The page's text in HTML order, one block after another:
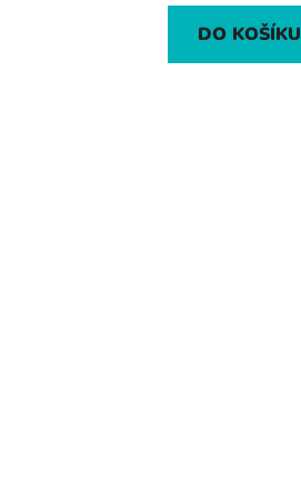
DO KOŠÍKU